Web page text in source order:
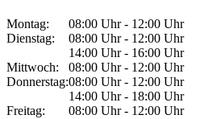
Montag:
08:00 Uhr - 12:00 Uhr
Dienstag:
08:00 Uhr - 12:00 Uhr
14:00 Uhr - 16:00 Uhr
Mittwoch:
08:00 Uhr - 12:00 Uhr
Donnerstag:08:00 Uhr - 12:00 Uhr
14:00 Uhr - 18:00 Uhr
Freitag:
08:00 Uhr - 12:00 Uhr